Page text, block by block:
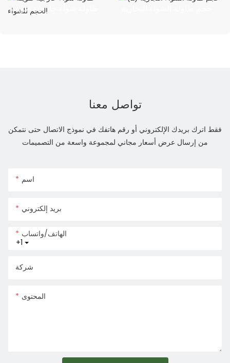
طاولة شواء خارجية طويلة
تواصل معنا
فقط اترك بريدك الإلكتروني أو رقم هاتفك في نموذج الاتصال حتى نتمكن
من إرسال عرض أسعار مجاني لمجموعة واسعة من التصميمات
اسم
بريد إلكتروني
+1
الهاتف/واتساب
شركة
المحتوى